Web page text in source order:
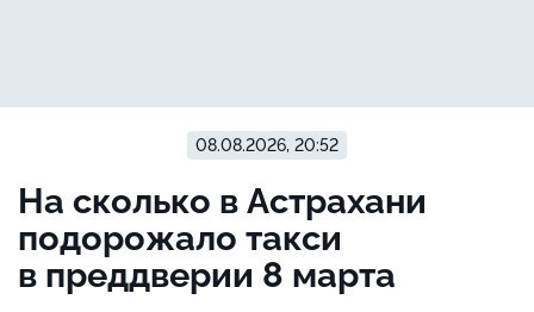
08.08.2026, 20:52
На сколько в Астрахани
подорожало такси
в преддверии 8 марта